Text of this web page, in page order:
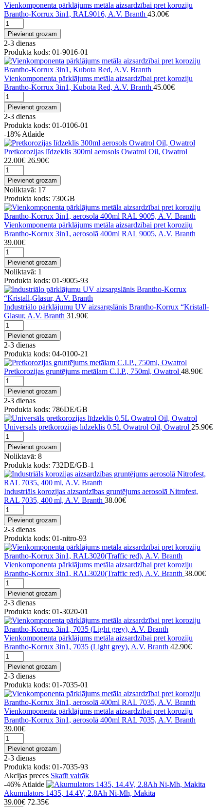
Vienkomponenta pārklājums metāla aizsardzībai pret koroziju
Brantho-Korrux 3in1, RAL9016, A.V. Branth 43.00€
Pievienot grozam
2-3 dienas
Produkta kods: 01-9016-01
Vienkomponenta pārklājums metāla aizsardzībai pret koroziju
Brantho-Korrux 3in1, Kubota Red, A.V. Branth 45.00€
Pievienot grozam
2-3 dienas
Produkta kods: 01-0106-01
-18% Atlaide
Pretkorozijas līdzeklis 300ml aerosols Owatrol Oil, Owatrol
22.00€ 26.90€
Pievienot grozam
Noliktavā: 17
Produkta kods: 730GB
Vienkomponenta pārklājums metāla aizsardzībai pret koroziju
Brantho-Korrux 3in1, aerosolā 400ml RAL 9005, A.V. Branth
39.00€
Pievienot grozam
Noliktavā: 1
Produkta kods: 01-9005-93
Industriālo pārklājumu UV aizsargslānis Brantho-Korrux “Kristall-
Glasur, A.V. Branth 31.90€
Pievienot grozam
2-3 dienas
Produkta kods: 04-0100-21
Pretkorozijas gruntējums metālam C.I.P., 750ml, Owatrol 48.90€
Pievienot grozam
2-3 dienas
Produkta kods: 786DE/GB
Universāls pretkorozijas līdzeklis 0.5L Owatrol Oil, Owatrol 25.90€
Pievienot grozam
Noliktavā: 8
Produkta kods: 732DE/GB-1
Industriāls korozijas aizsardzības gruntējums aerosolā Nitrofest,
RAL 7035, 400 ml, A.V. Branth 38.00€
Pievienot grozam
2-3 dienas
Produkta kods: 01-nitro-93
Vienkomponenta pārklājums metāla aizsardzībai pret koroziju
Brantho-Korrux 3in1, RAL3020(Traffic red), A.V. Branth 38.00€
Pievienot grozam
2-3 dienas
Produkta kods: 01-3020-01
Vienkomponenta pārklājums metāla aizsardzībai pret koroziju
Brantho-Korrux 3in1, 7035 (Light grey), A.V. Branth 42.90€
Pievienot grozam
2-3 dienas
Produkta kods: 01-7035-01
Vienkomponenta pārklājums metāla aizsardzībai pret koroziju
Brantho-Korrux 3in1, aerosolā 400ml RAL 7035, A.V. Branth
39.00€
Pievienot grozam
2-3 dienas
Produkta kods: 01-7035-93
Akcijas preces Skatīt vairāk
-46% Atlaide
Akumulators 1435, 14.4V, 2.8Ah Ni-Mh, Makita
39.00€ 72.35€